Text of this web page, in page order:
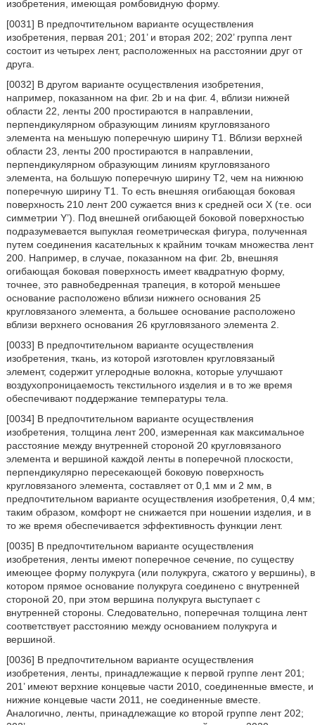
изобретения, имеющая ромбовидную форму.
[0031] В предпочтительном варианте осуществления
изобретения, первая 201; 201’ и вторая 202; 202’ группа лент
состоит из четырех лент, расположенных на расстоянии друг от
друга.
[0032] В другом варианте осуществления изобретения,
например, показанном на фиг. 2b и на фиг. 4, вблизи нижней
области 22, ленты 200 простираются в направлении,
перпендикулярном образующим линиям кругловязаного
элемента на меньшую поперечную ширину T1. Вблизи верхней
области 23, ленты 200 простираются в направлении,
перпендикулярном образующим линиям кругловязаного
элемента, на большую поперечную ширину T2, чем на нижнюю
поперечную ширину T1. То есть внешняя огибающая боковая
поверхность 210 лент 200 сужается вниз к средней оси X (т.е. оси
симметрии Y’). Под внешней огибающей боковой поверхностью
подразумевается выпуклая геометрическая фигура, полученная
путем соединения касательных к крайним точкам множества лент
200. Например, в случае, показанном на фиг. 2b, внешняя
огибающая боковая поверхность имеет квадратную форму,
точнее, это равнобедренная трапеция, в которой меньшее
основание расположено вблизи нижнего основания 25
кругловязаного элемента, а большее основание расположено
вблизи верхнего основания 26 кругловязаного элемента 2.
[0033] В предпочтительном варианте осуществления
изобретения, ткань, из которой изготовлен кругловязаный
элемент, содержит углеродные волокна, которые улучшают
воздухопроницаемость текстильного изделия и в то же время
обеспечивают поддержание температуры тела.
[0034] В предпочтительном варианте осуществления
изобретения, толщина лент 200, измеренная как максимальное
расстояние между внутренней стороной 20 кругловязаного
элемента и вершиной каждой ленты в поперечной плоскости,
перпендикулярно пересекающей боковую поверхность
кругловязаного элемента, составляет от 0,1 мм и 2 мм, в
предпочтительном варианте осуществления изобретения, 0,4 мм;
таким образом, комфорт не снижается при ношении изделия, и в
то же время обеспечивается эффективность функции лент.
[0035] В предпочтительном варианте осуществления
изобретения, ленты имеют поперечное сечение, по существу
имеющее форму полукруга (или полукруга, сжатого у вершины), в
котором прямое основание полукруга соединено с внутренней
стороной 20, при этом вершина полукруга выступает с
внутренней стороны. Следовательно, поперечная толщина лент
соответствует расстоянию между основанием полукруга и
вершиной.
[0036] В предпочтительном варианте осуществления
изобретения, ленты, принадлежащие к первой группе лент 201;
201’ имеют верхние концевые части 2010, соединенные вместе, и
нижние концевые части 2011, не соединенные вместе.
Аналогично, ленты, принадлежащие ко второй группе лент 202;